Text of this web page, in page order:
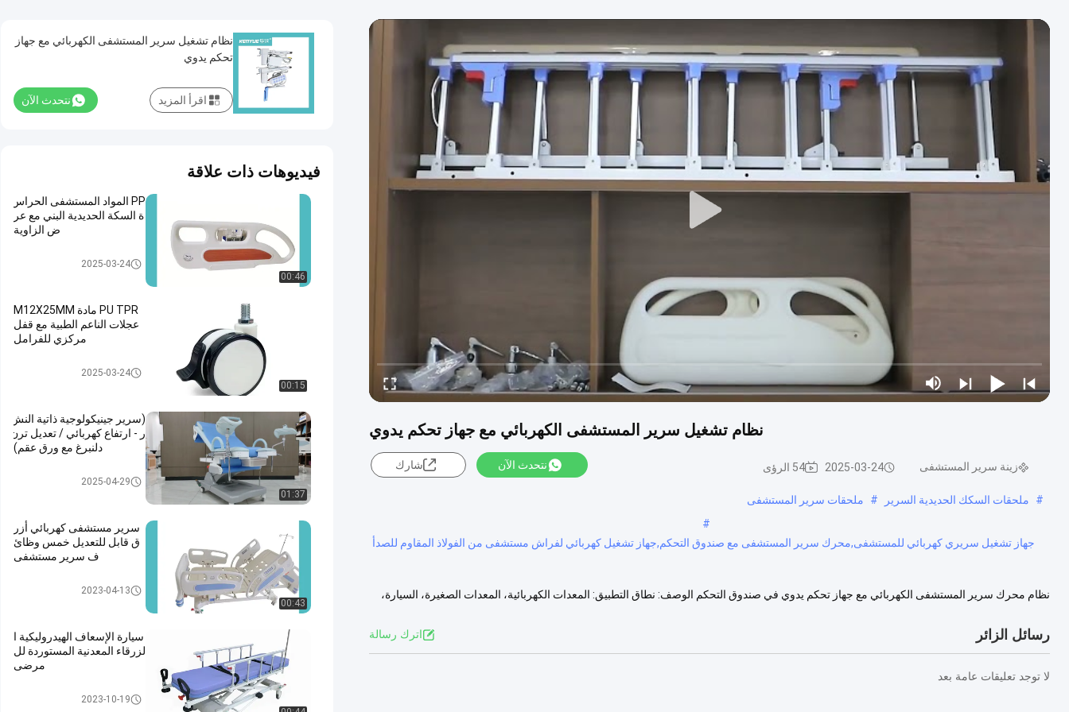
نظام تشغيل سرير المستشفى الكهربائي مع جهاز تحكم يدوي
زينة سرير المستشفى 2025-03-24 54 الرؤى نتحدث الآن شارك
# ملحقات السكك الحديدية السرير #
ملحقات سرير المستشفى
#
جهاز تشغيل سريري كهربائي للمستشفى,محرك سرير المستشفى مع صندوق التحكم,جهاز تشغيل كهربائي لفراش مستشفى من الفولاذ المقاوم للصدأ
نظام محرك سرير المستشفى الكهربائي مع جهاز تحكم يدوي في صندوق التحكم الوصف: نطاق التطبيق: المعدات الكهربائية، المعدات الصغيرة، السيارة،
رسائل الزائر اترك رسالة
لا توجد تعليقات عامة بعد
نظام تشغيل سرير المستشفى الكهربائي مع جهاز
تحكم يدوي
نتحدث الآن اقرأ المزيد
فيديوهات ذات علاقة
00:46
PP المواد المستشفى الحراس
ة السكة الحديدية البني مع عر
ض الزاوية
زينة سرير المستشفى2025-03-24
00:15
PU TPR مادة M12X25MM
عجلات الناعم الطبية مع قفل
مركزي للفرامل
زينة سرير المستشفى2025-03-24
01:37
(سرير جينيكولوجية ذاتية النش
ر - ارتفاع كهربائي / تعديل ترن
دلنبرغ مع ورق عقم)
مستشفى تسليم سرير2025-04-29
00:43
سرير مستشفى كهربائي أزر
ق قابل للتعديل خمس وظائ
ف سرير مستشفى
سرير التمريض الكهربائية
2023-04-13
سيارة الإسعاف الهيدروليكية ا
لزرقاء المعدنية المستوردة لل
مرضى
عربة نقالة الطوارئ2023-10-19